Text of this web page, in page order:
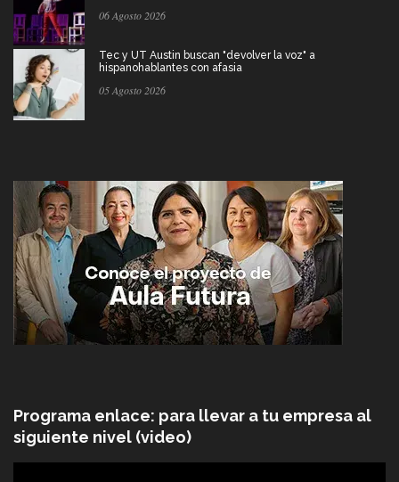
06 Agosto 2026
Tec y UT Austin buscan "devolver la voz" a
hispanohablantes con afasia
05 Agosto 2026
Programa enlace: para llevar a tu empresa al
siguiente nivel (video)